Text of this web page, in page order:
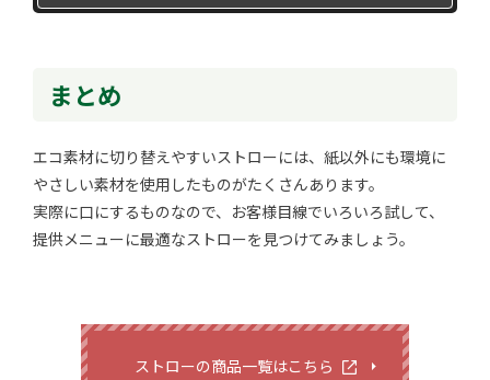
まとめ
エコ素材に切り替えやすいストローには、紙以外にも環境に
やさしい素材を使用したものがたくさんあります。
実際に口にするものなので、お客様目線でいろいろ試して、
提供メニューに最適なストローを見つけてみましょう。
ストローの商品一覧はこちら